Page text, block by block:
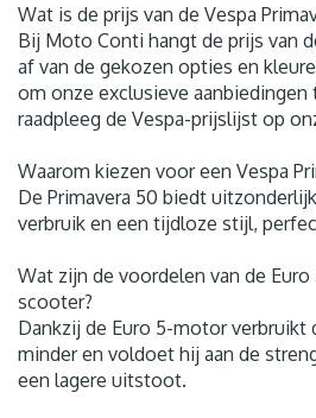
Wat is de prijs van de Vespa
Bij Moto Conti hangt de prijs van
af van de gekozen opties en
om onze exclusieve
raadpleeg de Vespa-prijslijst op
Waarom kiezen voor een Vespa
De Primavera 50 biedt
verbruik en een tijdloze stijl,
Wat zijn de voordelen van de
scooter?
Dankzij de Euro 5-motor verbruikt
minder en voldoet hij aan de
een lagere uitstoot.